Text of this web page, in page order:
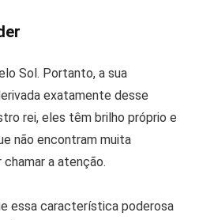
Sol. Portanto, a sua
exatamente desse
rei, eles têm brilho próprio e
não encontram muita
a atenção.
essa característica poderosa